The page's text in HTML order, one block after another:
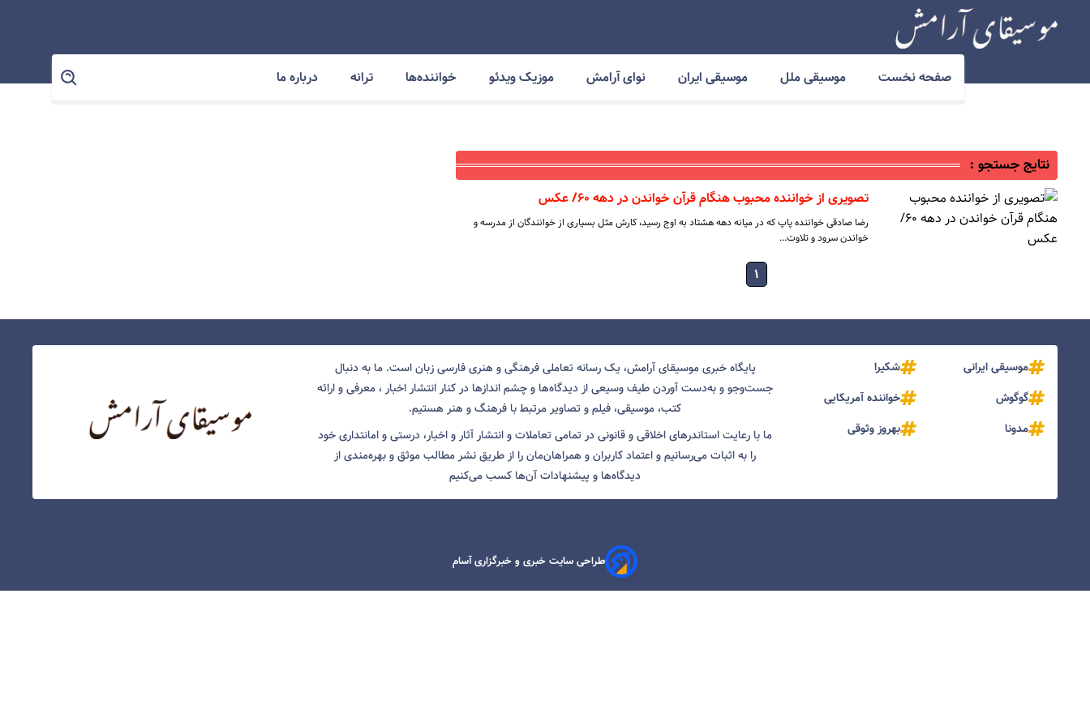
صفحه نخست موسیقی ملل موسیقی ایران نوای آرامش موزیک ویدئو خواننده‌ها ترانه درباره ما
نتایج جستجو :
تصویری از خواننده محبوب هنگام قرآن خواندن در دهه ۶۰/ عکس
رضا صادقی خواننده پاپ که در میانه دهه هشتاد به اوج رسید، کارش مثل بسیاری از خوانندگان از مدرسه و
خواندن سرود و تلاوت…
۱
موسیقی ایرانی
شکیرا
گوگوش
خواننده آمریکایی
مدونا
بهروز وثوقی
پایگاه خبری موسیقای آرامش، یک رسانه تعاملی فرهنگی و هنری فارسی زبان است. ما به دنبال
جست‌و‌جو و به‌دست آوردن طیف وسیعی از دیدگاه‌ها و چشم انداز‌ها در کنار انتشار اخبار ، معرفی و ارائه
کتب، موسیقی، فیلم و تصاویر مرتبط با فرهنگ و هنر هستیم.
ما با رعایت استاندرهای اخلاقی و قانونی در تمامی تعاملات و انتشار آثار و اخبار، درستی و امانتداری خود
را به اثبات می‌رسانیم و اعتماد کاربران و همراهان‌مان را از طریق نشر مطالب موثق و بهره‌مندی از
دیدگاه‌ها و پیشنهادات آن‌ها کسب می‌کنیم
طراحی سایت خبری و خبرگزاری آسام